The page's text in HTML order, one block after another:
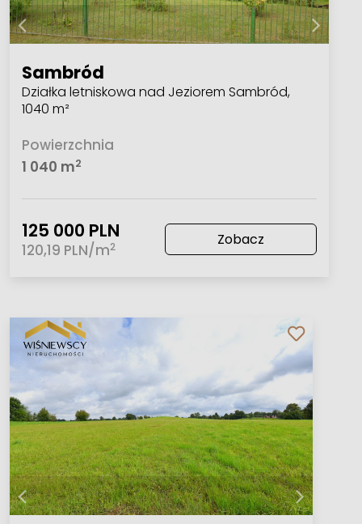
Sambród
Działka letniskowa nad Jeziorem Sambród,
1040 m²
Powierzchnia
1 040 m2
125 000 PLN
120,19 PLN/m2 Zobacz